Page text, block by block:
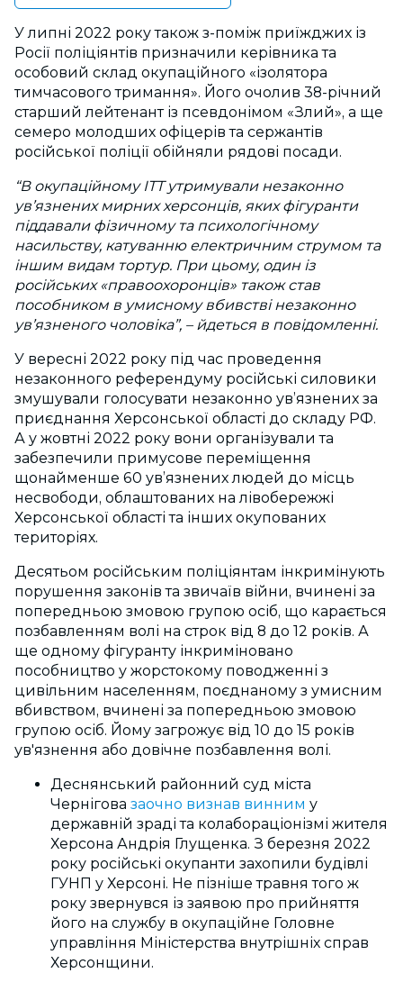
У липні 2022 року також з-поміж приїжджих із
Росії поліціянтів призначили керівника та
особовий склад окупаційного «ізолятора
тимчасового тримання». Його очолив 38-річний
старший лейтенант із псевдонімом «Злий», а ще
семеро молодших офіцерів та сержантів
російської поліції обійняли рядові посади.
“В окупаційному ІТТ утримували незаконно
ув’язнених мирних херсонців, яких фігуранти
піддавали фізичному та психологічному
насильству, катуванню електричним струмом та
іншим видам тортур. При цьому, один із
російських «правоохоронців» також став
пособником в умисному вбивстві незаконно
ув’язненого чоловіка”, – йдеться в повідомленні.
У вересні 2022 року під час проведення
незаконного референдуму російські силовики
змушували голосувати незаконно ув’язнених за
приєднання Херсонської області до складу РФ.
А у жовтні 2022 року вони організували та
забезпечили примусове переміщення
щонайменше 60 ув’язнених людей до місць
несвободи, облаштованих на лівобережжі
Херсонської області та інших окупованих
територіях.
Десятьом російським поліціянтам інкримінують
порушення законів та звичаїв війни, вчинені за
попередньою змовою групою осіб, що карається
позбавленням волі на строк від 8 до 12 років. А
ще одному фігуранту інкриміновано
пособництво у жорстокому поводженні з
цивільним населенням, поєднаному з умисним
вбивством, вчинені за попередньою змовою
групою осіб. Йому загрожує від 10 до 15 років
ув'язнення або довічне позбавлення волі.
Деснянський районний суд міста
Чернігова заочно визнав винним у
державній зраді та колабораціонізмі жителя
Херсона Андрія Глущенка. З березня 2022
року російські окупанти захопили будівлі
ГУНП у Херсоні. Не пізніше травня того ж
року звернувся із заявою про прийняття
його на службу в окупаційне Головне
управління Міністерства внутрішніх справ
Херсонщини.